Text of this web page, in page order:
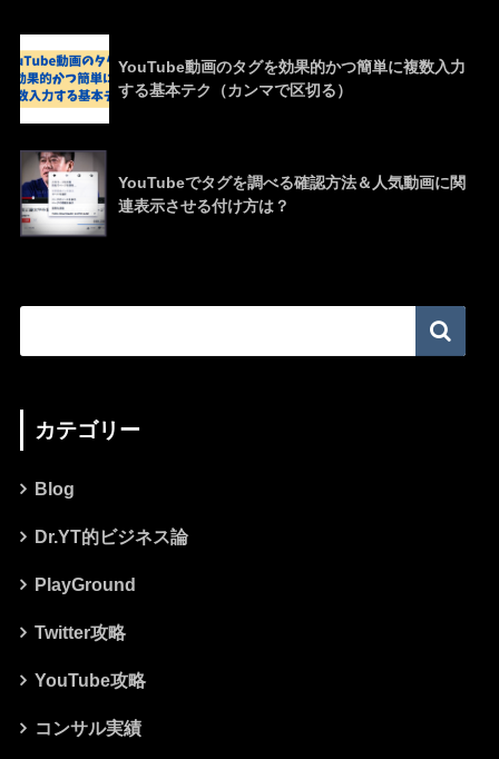
YouTube動画のタグを効果的かつ簡単に複数入力
する基本テク（カンマで区切る）
YouTubeでタグを調べる確認方法＆人気動画に関
連表示させる付け方は？
カテゴリー
Blog
Dr.YT的ビジネス論
PlayGround
Twitter攻略
YouTube攻略
コンサル実績